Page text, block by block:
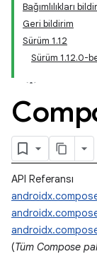
Bağımlılıkları
Geri bildirim
Sürüm 1.12
Sürüm 1.12.0-
API Referansı
(Tüm Compose